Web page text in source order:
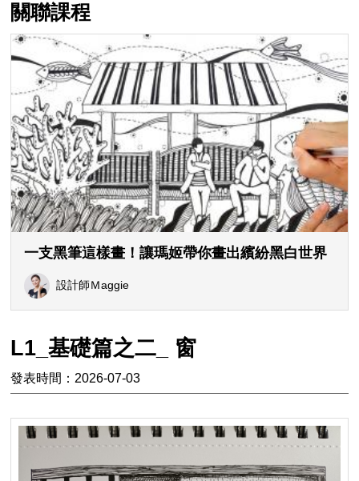
關聯課程
一支黑筆這樣畫！讓瑪姬帶你畫出繽紛黑白世界
設計師Ｍaggie
L1_基礎篇之二_ 窗
發表時間：2026-07-03